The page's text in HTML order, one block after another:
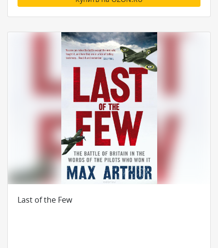
Last of the Few